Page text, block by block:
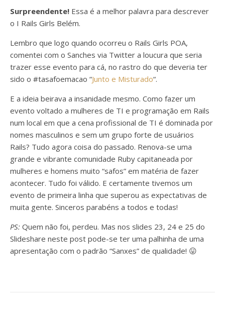
Surpreendente! Essa é a melhor palavra para descrever
o I Rails Girls Belém.
Lembro que logo quando ocorreu o Rails Girls POA,
comentei com o Sanches via Twitter a loucura que seria
trazer esse evento para cá, no rastro do que deveria ter
sido o #tasafoemacao “Junto e Misturado“.
E a ideia beirava a insanidade mesmo. Como fazer um
evento voltado a mulheres de TI e programação em Rails
num local em que a cena profissional de TI é dominada por
nomes masculinos e sem um grupo forte de usuários
Rails? Tudo agora coisa do passado. Renova-se uma
grande e vibrante comunidade Ruby capitaneada por
mulheres e homens muito “safos” em matéria de fazer
acontecer. Tudo foi válido. E certamente tivemos um
evento de primeira linha que superou as expectativas de
muita gente. Sinceros parabéns a todos e todas!
PS: Quem não foi, perdeu. Mas nos slides 23, 24 e 25 do
Slideshare neste post pode-se ter uma palhinha de uma
apresentação com o padrão “Sanxes” de qualidade! 😛